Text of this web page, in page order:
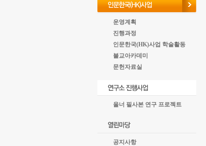
운영계획
진행과정
인문한국(HK)사업 학술활동
불교아카데미
문헌자료실
올너 필사본 연구 프로젝트
공지사항